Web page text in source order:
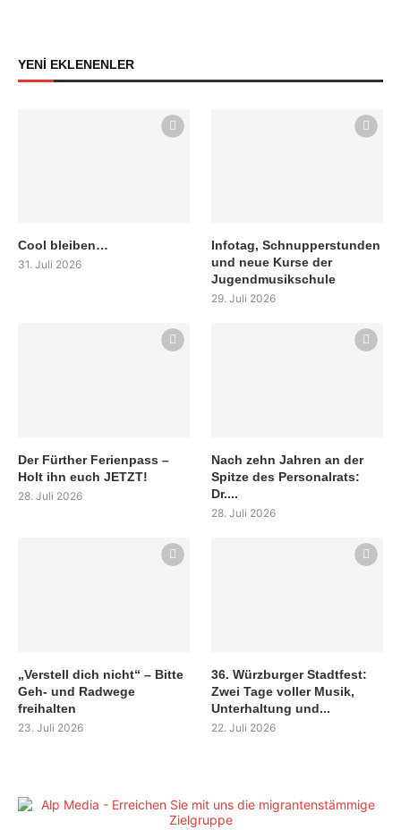
YENİ EKLENENLER
Cool bleiben…
31. Juli 2026
Infotag, Schnupperstunden
und neue Kurse der
Jugendmusikschule
29. Juli 2026
Der Fürther Ferienpass –
Holt ihn euch JETZT!
28. Juli 2026
Nach zehn Jahren an der
Spitze des Personalrats:
Dr....
28. Juli 2026
„Verstell dich nicht“ – Bitte
Geh- und Radwege
freihalten
23. Juli 2026
36. Würzburger Stadtfest:
Zwei Tage voller Musik,
Unterhaltung und...
22. Juli 2026